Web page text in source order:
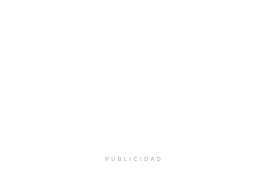
PUBLICIDAD